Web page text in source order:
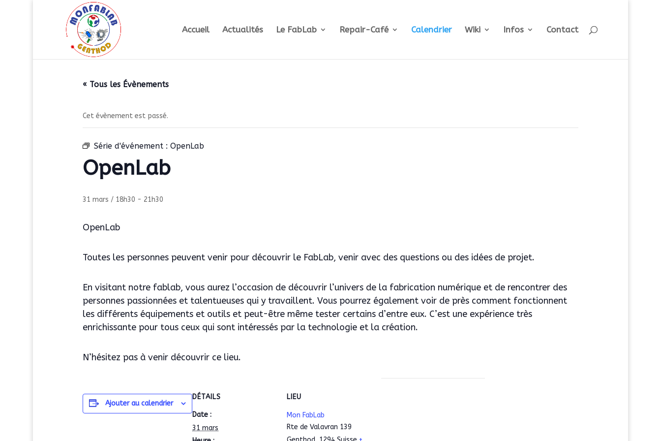
Accueil Actualités Le FabLab Repair-Café Calendrier Wiki Infos Contact
« Tous les Évènements
Cet évènement est passé.
Série d'événement : OpenLab
OpenLab
31 mars / 18h30 - 21h30
OpenLab
Toutes les personnes peuvent venir pour découvrir le FabLab, venir avec des questions ou des idées de projet.
En visitant notre fablab, vous aurez l’occasion de découvrir l’univers de la fabrication numérique et de rencontrer des
personnes passionnées et talentueuses qui y travaillent. Vous pourrez également voir de près comment fonctionnent
les différents équipements et outils et peut-être même tester certains d’entre eux. C’est une expérience très
enrichissante pour tous ceux qui sont intéressés par la technologie et la création.
N’hésitez pas à venir découvrir ce lieu.
Ajouter au calendrier
DÉTAILS
Date :
31 mars
LIEU
Mon FabLab
Rte de Valavran 139